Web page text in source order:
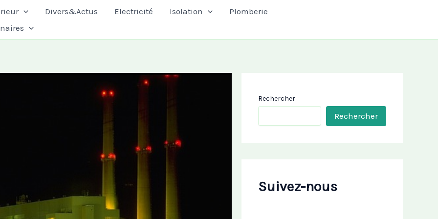
Divers&Actus Electricité Isolation
Plomberie
Rechercher
Rechercher
Suivez-nous